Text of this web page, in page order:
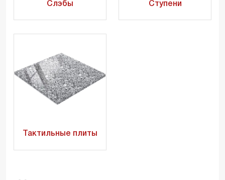
Слэбы Ступени
Тактильные плиты